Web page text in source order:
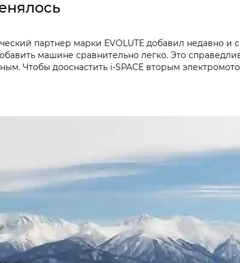
партнер марки EVOLUTE добавил недавно и
машине сравнительно легко. Это
Чтобы дооснастить i‑SPACE вторым